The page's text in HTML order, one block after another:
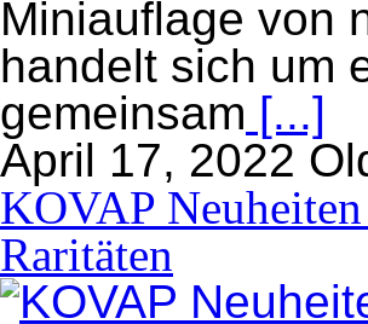
Miniauflage von
handelt sich um
gemeinsam [...]
April 17, 2022
KOVAP
Raritäten